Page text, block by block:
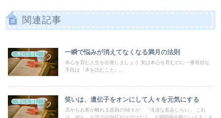
関連記事
本心を育む 一瞬で悩みが消えてなくなる満月の法則
本心を育む人生を出発しましょう 実は本心を育むのに一番有効な
手段は『本を読むこと』...
本心を育む 笑いは、遺伝子をオンにして人々を元気にする
店からお客が離れる原因の68％が、「冷淡な客あしらい」 これ